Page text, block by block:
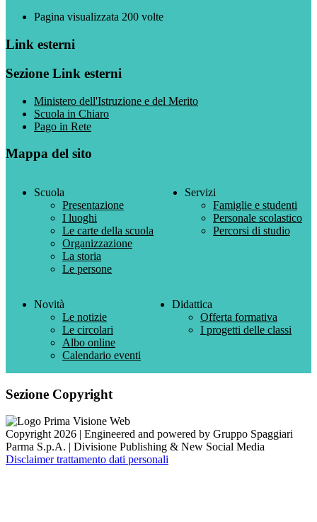
Pagina visualizzata 200 volte
Link esterni
Sezione Link esterni
Ministero dell'Istruzione e del Merito
Scuola in Chiaro
Pago in Rete
Mappa del sito
Scuola
Presentazione
I luoghi
Le carte della scuola
Organizzazione
La storia
Le persone
Servizi
Famiglie e studenti
Personale scolastico
Percorsi di studio
Novità
Le notizie
Le circolari
Albo online
Calendario eventi
Didattica
Offerta formativa
I progetti delle classi
Sezione Copyright
Copyright 2026 | Engineered and powered by Gruppo Spaggiari
Parma S.p.A. | Divisione Publishing & New Social Media
Disclaimer trattamento dati personali